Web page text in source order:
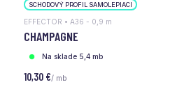
SCHODOVÝ PROFIL SAMOLEPIACI
EFFECTOR • A36 - 0,9 m
CHAMPAGNE
Na sklade 5,4 mb
10,30 €/ mb